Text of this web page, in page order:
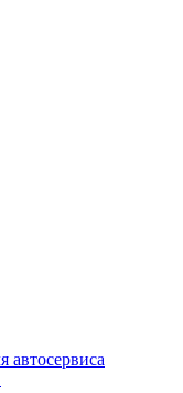
автосервиса